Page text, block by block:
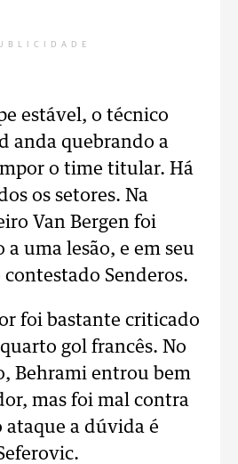
estável, o técnico
anda quebrando a
o time titular. Há
os setores. Na
Van Bergen foi
uma lesão, e em seu
Senderos.
foi bastante criticado
gol francês. No
Behrami entrou bem
mas foi mal contra
ataque a dúvida é